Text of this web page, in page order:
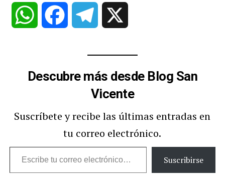
WhatsApp Facebook Telegram
Descubre más desde Blog San
Vicente
Suscríbete y recibe las últimas entradas en
tu correo electrónico.
Escribe
tu
Suscribirse